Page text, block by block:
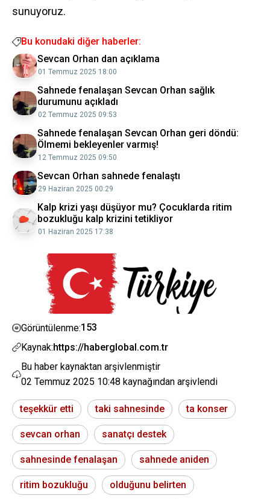
sunuyoruz.
Bu konudaki diğer haberler:
Sevcan Orhan dan açıklama
01 Temmuz 2025 18:00
Sahnede fenalaşan Sevcan Orhan sağlık
durumunu açıkladı
02 Temmuz 2025 09:53
Sahnede fenalaşan Sevcan Orhan geri döndü:
Ölmemi bekleyenler varmış!
12 Temmuz 2025 09:50
Sevcan Orhan sahnede fenalaştı
29 Haziran 2025 00:29
Kalp krizi yaşı düşüyor mu? Çocuklarda ritim
bozukluğu kalp krizini tetikliyor
01 Haziran 2025 17:38
Görüntülenme:153
Kaynak:https://haberglobal.com.tr
Bu haber kaynaktan arşivlenmiştir
02 Temmuz 2025 10:48 kaynağından arşivlendi
teşekkür etti taki sahnesinde ta konser
sevcan orhan sanatçı destek
sahnesinde fenalaşan sahnede aniden
ritim bozukluğu olduğunu belirten